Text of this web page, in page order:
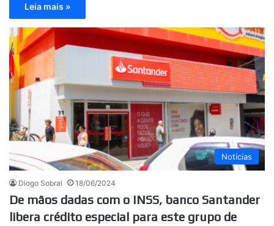
Leia mais »
Notícias
Diogo Sobral 18/06/2024
De mãos dadas com o INSS, banco Santander
libera crédito especial para este grupo de